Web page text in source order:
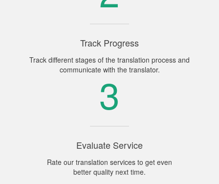
Track Progress
Track different stages of the translation process and
communicate with the translator.
3
Evaluate Service
Rate our translation services to get even
better quality next time.